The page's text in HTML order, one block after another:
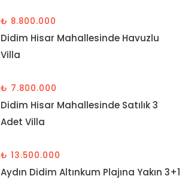
₺ 8.800.000
Didim Hisar Mahallesinde Havuzlu
Villa
₺ 7.800.000
Didim Hisar Mahallesinde Satılık 3
Adet Villa
₺ 13.500.000
Aydın Didim Altınkum Plajına Yakın 3+1